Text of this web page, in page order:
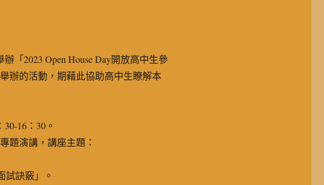
「2023 Open House Day開放高中生參
辦的活動，期藉此協助高中生瞭解本
16：30。
題演講，講座主題：
試訣竅」。